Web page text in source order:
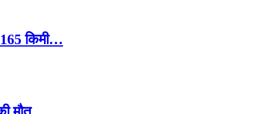
किमी…